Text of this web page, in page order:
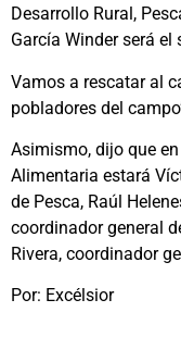
Desarrollo Rural,
García Winder será
Vamos a rescatar al
pobladores del
Asimismo, dijo que
Alimentaria estará
de Pesca, Raúl
coordinador general
Rivera, coordinador
Por: Excélsior